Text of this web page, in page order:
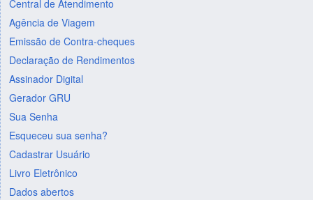
Central de Atendimento
Agência de Viagem
Emissão de Contra-cheques
Declaração de Rendimentos
Assinador Digital
Gerador GRU
Sua Senha
Esqueceu sua senha?
Cadastrar Usuário
Livro Eletrônico
Dados abertos